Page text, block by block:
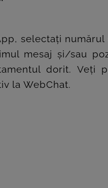
selectați
mesaj și/sau
dorit. Veți
la WebChat.